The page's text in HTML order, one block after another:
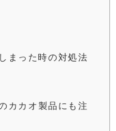
まった時の対処法
カカオ製品にも注